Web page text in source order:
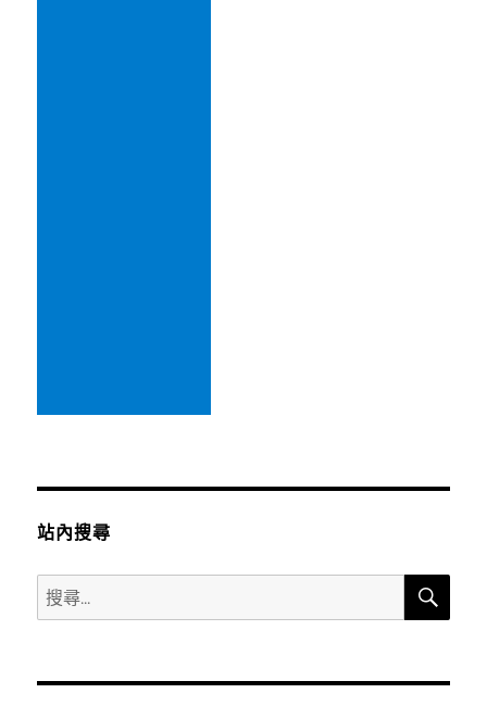
站內搜尋
搜
尋
鍵
搜